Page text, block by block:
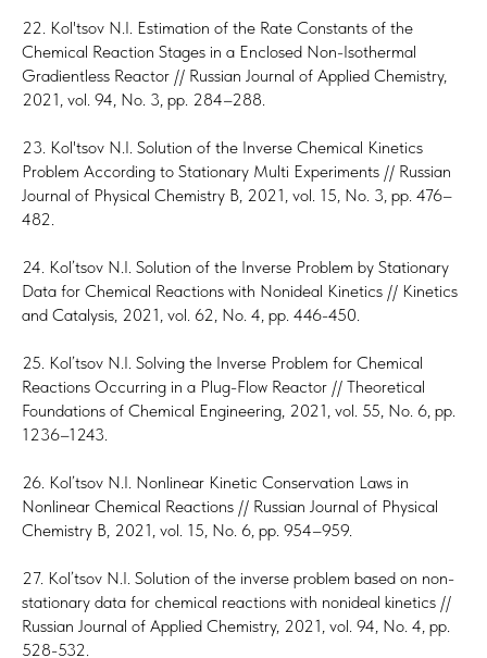
22. Kol'tsov N.I. Estimation of the Rate Constants of the
Chemical Reaction Stages in a Enclosed Non-Isothermal
Gradientless Reactor // Russian Journal of Applied Chemistry,
2021, vol. 94, No. 3, pp. 284–288.
23. Kol'tsov N.I. Solution of the Inverse Chemical Kinetics
Problem According to Stationary Multi Experiments // Russian
Journal of Physical Chemistry B, 2021, vol. 15, No. 3, pp. 476–
482.
24. Kol’tsov N.I. Solution of the Inverse Problem by Stationary
Data for Chemical Reactions with Nonideal Kinetics // Kinetics
and Catalysis, 2021, vol. 62, No. 4, pp. 446-450.
25. Kol’tsov N.I. Solving the Inverse Problem for Chemical
Reactions Occurring in a Plug-Flow Reactor // Theoretical
Foundations of Chemical Engineering, 2021, vol. 55, No. 6, pp.
1236–1243.
26. Kol’tsov N.I. Nonlinear Kinetic Conservation Laws in
Nonlinear Chemical Reactions // Russian Journal of Physical
Chemistry B, 2021, vol. 15, No. 6, pp. 954–959.
27. Kol’tsov N.I. Solution of the inverse problem based on non-
stationary data for chemical reactions with nonideal kinetics //
Russian Journal of Applied Chemistry, 2021, vol. 94, No. 4, pp.
528-532.